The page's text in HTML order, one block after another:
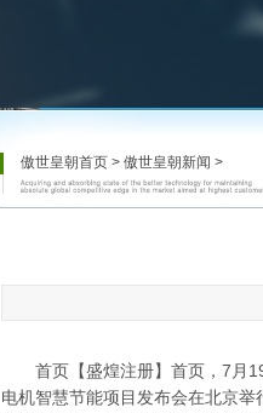
傲世皇朝首页 > 傲世皇朝新闻 >
首页【盛煌注册】首页 ，7月
电机智慧节能项目发布会在北京